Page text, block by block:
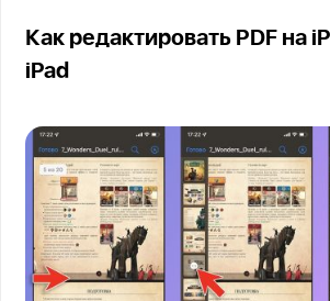
Как редактировать PDF на
iPad